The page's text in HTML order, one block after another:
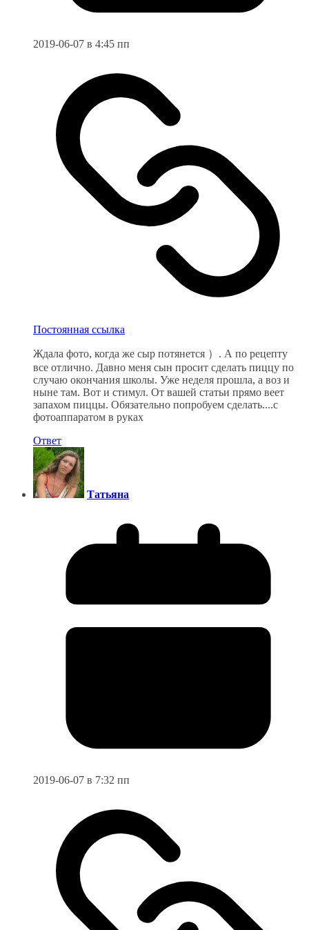
2019-06-07 в 4:45 пп
Постоянная ссылка
Ждала фото, когда же сыр потянется ）. А по рецепту
все отлично. Давно меня сын просит сделать пиццу по
случаю окончания школы. Уже неделя прошла, а воз и
ныне там. Вот и стимул. От вашей статьи прямо веет
запахом пиццы. Обязательно попробуем сделать....с
фотоаппаратом в руках
Ответ
Татьяна
2019-06-07 в 7:32 пп